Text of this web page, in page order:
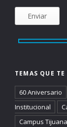
TEMAS QUE
60 Aniversario
Institucional
Campus Tijuana